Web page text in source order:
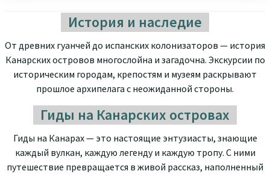
История и наследие
От древних гуанчей до испанских колонизаторов — история
Канарских островов многослойна и загадочна. Экскурсии по
историческим городам, крепостям и музеям раскрывают
прошлое архипелага с неожиданной стороны.
Гиды на Канарских островах
Гиды на Канарах — это настоящие энтузиасты, знающие
каждый вулкан, каждую легенду и каждую тропу. С ними
путешествие превращается в живой рассказ, наполненный